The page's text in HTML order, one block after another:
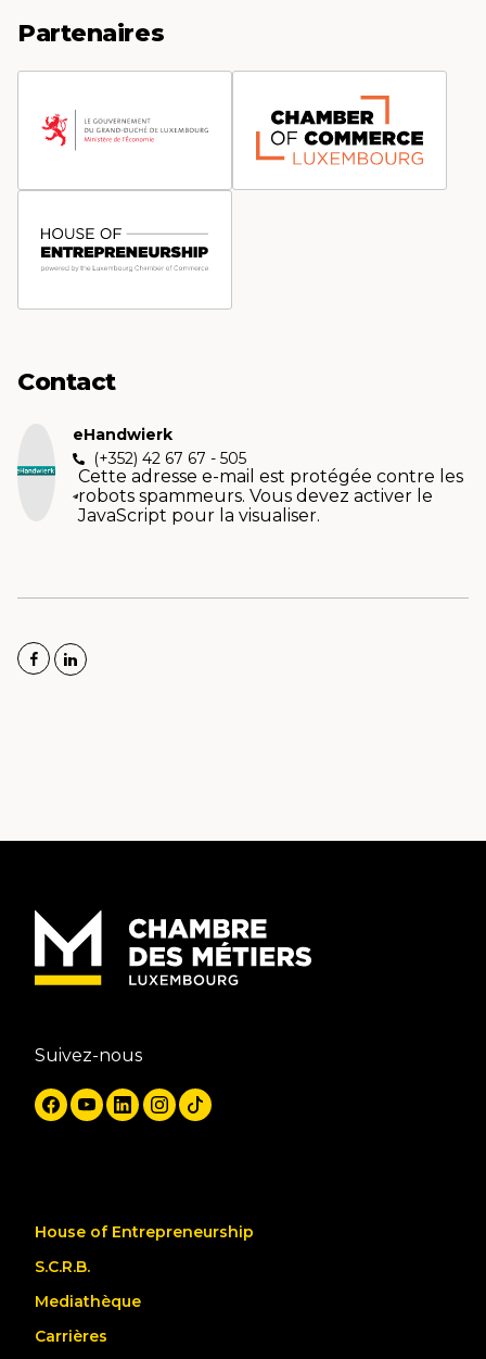
Partenaires
Contact
eHandwierk
(+352) 42 67 67 - 505
Cette adresse e-mail est protégée contre les
robots spammeurs. Vous devez activer le
JavaScript pour la visualiser.
Suivez-nous
House of Entrepreneurship
S.C.R.B.
Mediathèque
Carrières